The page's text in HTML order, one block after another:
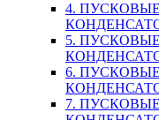
4. ПУСКОВЫЕ
5. ПУСКОВЫЕ
6. ПУСКОВЫЕ
7. ПУСКОВЫЕ